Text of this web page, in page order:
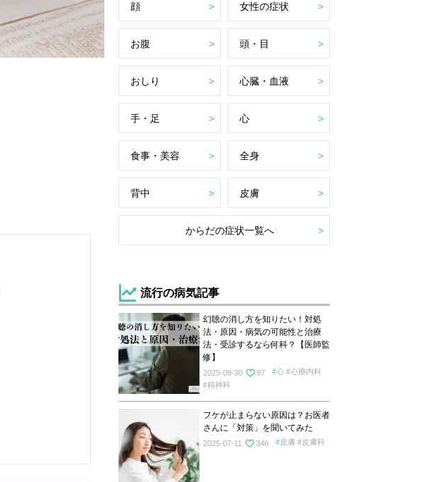
顔 女性の症状
お腹 頭・目
おしり 心臓・血液
手・足 心
食事・美容 全身
背中 皮膚
からだの症状一覧へ
流行の病気記事
幻聴の消し方を知りたい！対処
法・原因・病気の可能性と治療
法・受診するなら何科？【医師監
修】
2025-09-30 97 心
心療内科
精神科
フケが止まらない原因は？お医者
さんに「対策」を聞いてみた
2025-07-11 346 皮膚 皮膚科